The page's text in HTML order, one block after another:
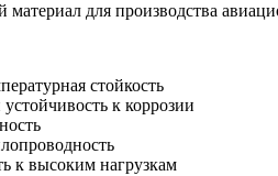
для производства
стойкость
к коррозии
к высоким нагрузкам